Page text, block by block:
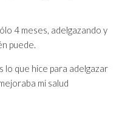
4 meses, adelgazando y
puede.
lo que hice para adelgazar
mi salud